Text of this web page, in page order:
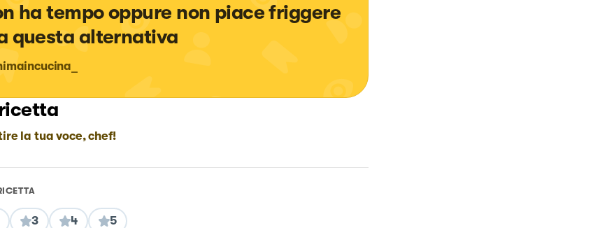
ha tempo oppure non piace friggere
questa alternativa
la tua voce, chef!
3 4 5